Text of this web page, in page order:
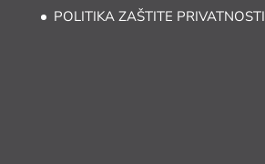
POLITIKA ZAŠTITE PRIVATNOSTI